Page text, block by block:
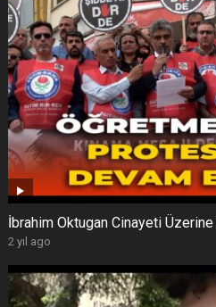
İbrahim Oktugan Cinayeti
2 yıl ago